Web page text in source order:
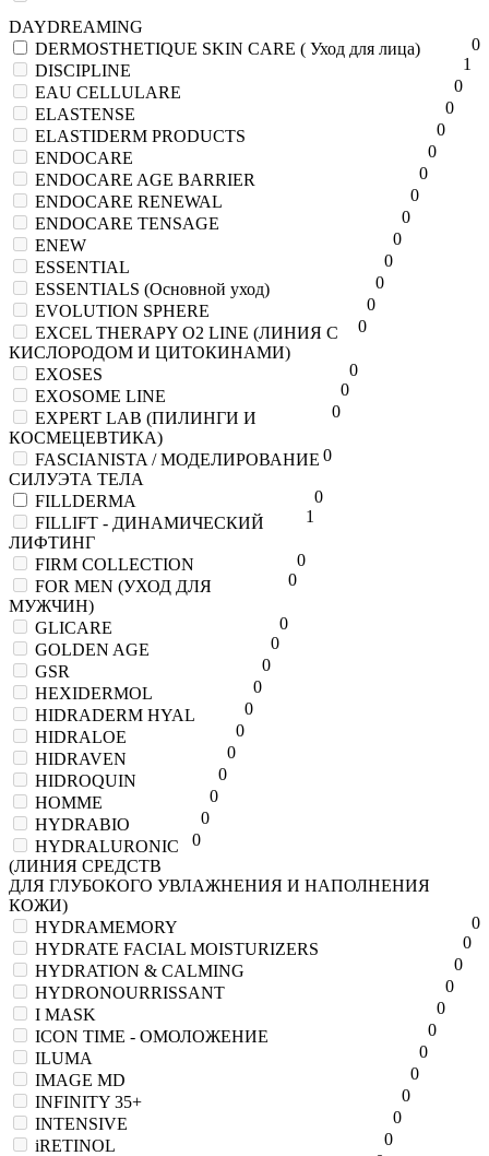
DAYDREAMING
0
DERMOSTHETIQUE SKIN CARE ( Уход для лица)
1
DISCIPLINE
0
EAU CELLULARE
0
ELASTENSE
0
ELASTIDERM PRODUCTS
0
ENDOCARE
0
ENDOCARE AGE BARRIER
0
ENDOCARE RENEWAL
0
ENDOCARE TENSAGE
0
ENEW
0
ESSENTIAL
0
ESSENTIALS (Основной уход)
0
EVOLUTION SPHERE
0
EXCEL THERAPY O2 LINE (ЛИНИЯ С
КИСЛОРОДОМ И ЦИТОКИНАМИ)
0
EXOSES
0
EXOSOME LINE
0
EXPERT LAB (ПИЛИНГИ И
КОСМЕЦЕВТИКА)
0
FASCIANISTA / МОДЕЛИРОВАНИЕ
СИЛУЭТА ТЕЛА
0
FILLDERMA
1
FILLIFT - ДИНАМИЧЕСКИЙ
ЛИФТИНГ
0
FIRM COLLECTION
0
FOR MEN (УХОД ДЛЯ
МУЖЧИН)
0
GLICARE
0
GOLDEN AGE
0
GSR
0
HEXIDERMOL
0
HIDRADERM HYAL
0
HIDRALOE
0
HIDRAVEN
0
HIDROQUIN
0
HOMME
0
HYDRABIO
0
HYDRALURONIC
(ЛИНИЯ СРЕДСТВ
ДЛЯ ГЛУБОКОГО УВЛАЖНЕНИЯ И НАПОЛНЕНИЯ
КОЖИ)
0
HYDRAMEMORY
0
HYDRATE FACIAL MOISTURIZERS
0
HYDRATION & CALMING
0
HYDRONOURRISSANT
0
I MASK
0
ICON TIME - ОМОЛОЖЕНИЕ
0
ILUMA
0
IMAGE MD
0
INFINITY 35+
0
INTENSIVE
0
iRETINOL